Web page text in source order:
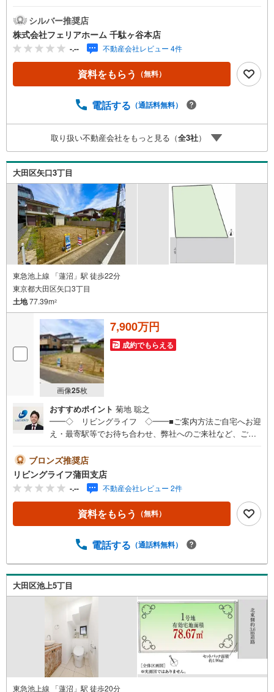
徒歩2分、買い物施設も近隣に◎フェリアホーム千駄ヶ谷本
店は、渋谷区・新宿区・目黒区・世田谷区・品川区・大田
区を中心に城南・都心エリアで、土地・新築戸建・中古戸
建・マンションなど幅広い物件を取り扱っております！■イ
ンターネット予約で当日見学が可能です（1）［室内・現地
を見学する］をクリック（2）本日～4日以内をご希望の方
30～20:00はお電話でのお問い合わせがスムーズです。【Y
るとPayPayポイントがもらえる「Yahoo！不動産 物件ご成
約キャンペーン」の対象になります。「資料をもらう」
「見学予約をする」ボタンからお問い合わせください。※必
ずYahoo！ JAPAN IDでログインしてください。※PayPay
ポイントは出金と譲渡はできません。
シルバー推奨店
株式会社フェリアホーム 千駄ヶ谷本店
-.-- 不動産会社レビュー 4件
資料をもらう （無料）
電話する （通話料無料）
取り扱い不動産会社をもっと見る（全3社）
大田区矢口3丁目
東急池上線 「蓮沼」駅 徒歩22分
東京都大田区矢口3丁目
土地77.39m2
画像25枚
7,900万円
成約でもらえる
おすすめポイント 菊地 聡之
━━◇ リビングライフ ◇━━■ご案内方法ご自宅へお迎
え・最寄駅等でお待ち合わせ、弊社へのご来社など、ご相
に合わせた物件などもご案内をいたします■ご予約方法事前
に鍵の手配が必要な場合がありますので、お早目にご連絡
をいただけると、ご案内がスムーズです。■資金のご相談も
お気軽にどうぞ！ライフプラン作成や住宅ローンはどこの
銀行がいい？適切な借入額は？などご質問にもFPがしっか
りとお答えいたします■キッズスペースもご用意お子様が退
も充実させておりますので、ご安心下さい■お客様駐車場を
きます弊社が会員様のみにご提供する先行公開物件も多数
ご提案いたします。ホームページにて会員登録ください資
料請求は【下部のオレンジ色資料請求ボタン】よりお問い
合わせください
ブロンズ推奨店
リビングライフ蒲田支店
-.-- 不動産会社レビュー 2件
資料をもらう （無料）
電話する （通話料無料）
大田区池上5丁目
東急池上線 「蓮沼」駅 徒歩20分